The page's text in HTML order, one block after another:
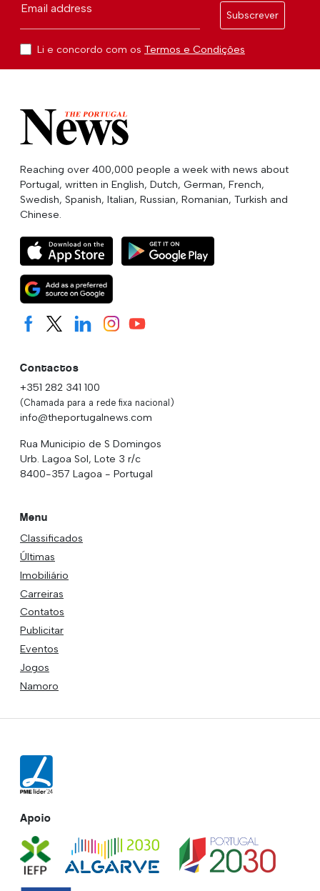
Email address
Subscrever
Li e concordo com os Termos e Condições
Reaching over 400,000 people a week with news about
Portugal, written in English, Dutch, German, French,
Swedish, Spanish, Italian, Russian, Romanian, Turkish and
Chinese.
Contactos
+351 282 341 100
(Chamada para a rede fixa nacional)
info@theportugalnews.com
Rua Municipio de S Domingos
Urb. Lagoa Sol, Lote 3 r/c
8400-357 Lagoa - Portugal
Menu
Classificados
Últimas
Imobiliário
Carreiras
Contatos
Publicitar
Eventos
Jogos
Namoro
Apoio